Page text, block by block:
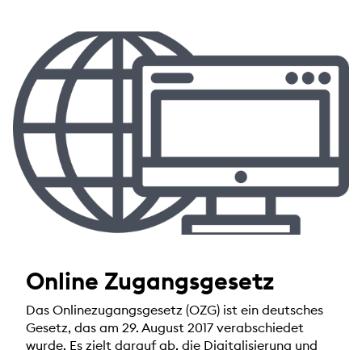
Online Zugangsgesetz
Das Onlinezugangsgesetz (OZG) ist ein deutsches
Gesetz, das am 29. August 2017 verabschiedet
wurde. Es zielt darauf ab, die Digitalisierung und